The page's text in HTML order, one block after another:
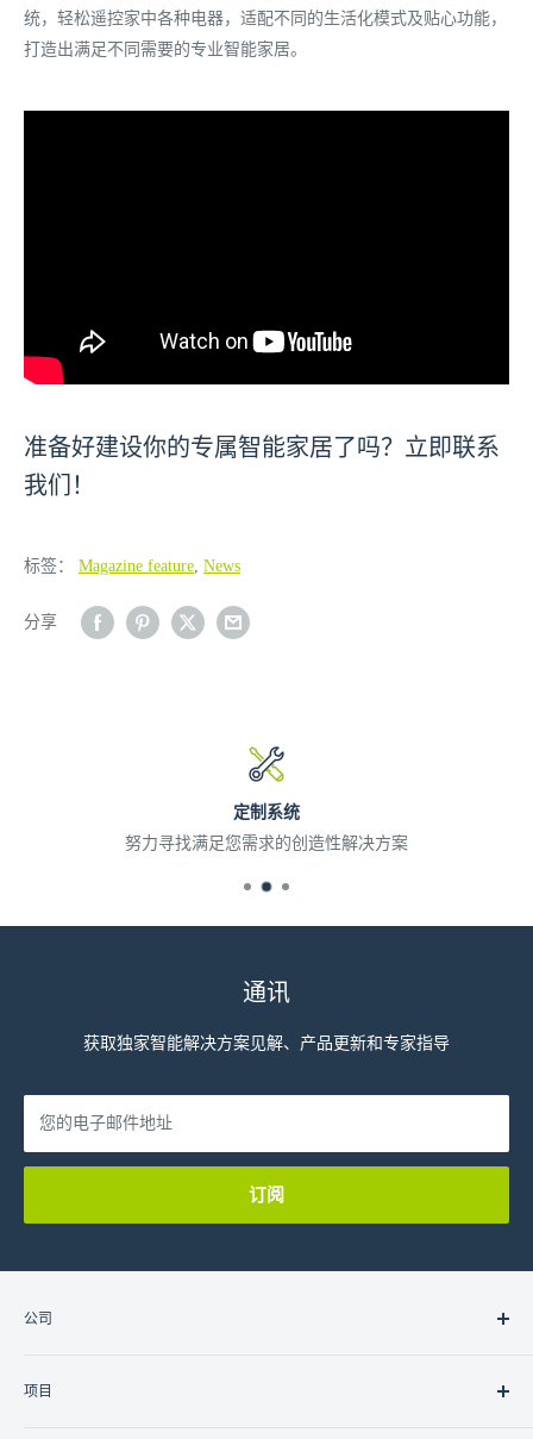
统，轻松遥控家中各种电器，适配不同的生活化模式及贴心功能，
打造出满足不同需要的专业智能家居。
准备好建设你的专属智能家居了吗？立即联系
我们！
标签： Magazine feature, News
分享
定制系统
努力寻找满足您需求的创造性解决方案
通讯
获取独家智能解决方案见解、产品更新和专家指导
您的电子邮件地址
订阅
公司
联系我们
项目